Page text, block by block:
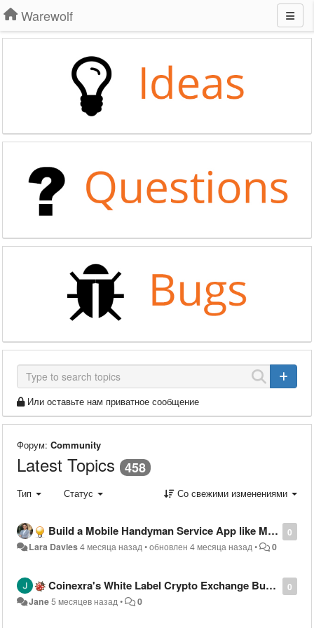
Warewolf
Или оставьте нам приватное сообщение
Форум: Community
Latest Topics 458
Тип Статус Со свежими изменениями
0
Build a Mobile Handyman Service App like MyBuilder
Lara Davies4 месяца назад•обновлен4 месяца назад• 0
0
Coinexra's White Label Crypto Exchange Built to Meet Global Compliance Standards
Jane5 месяцев назад• 0